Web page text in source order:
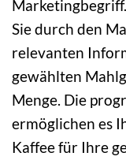
Sie durch den
relevanten
gewählten
Menge. Die
ermöglichen es
Kaffee für Ihre